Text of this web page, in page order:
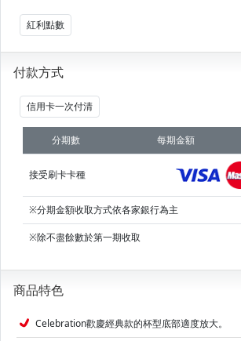
紅利點數
付款方式
信用卡一次付清
分期數 每期金額
接受刷卡卡種
※分期金額收取方式依各家銀行為主
※除不盡餘數於第一期收取
商品特色
Celebration歡慶經典款的杯型底部適度放大。